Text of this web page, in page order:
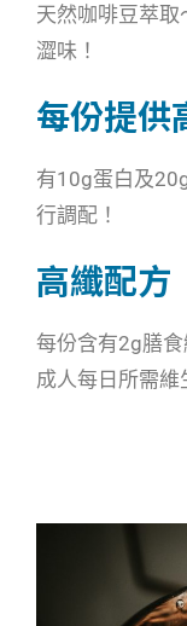
天然咖啡豆萃
澀味！
每份提供
有10g蛋白及
行調配！
高纖配方
每份含有2g膳
成人每日所需維